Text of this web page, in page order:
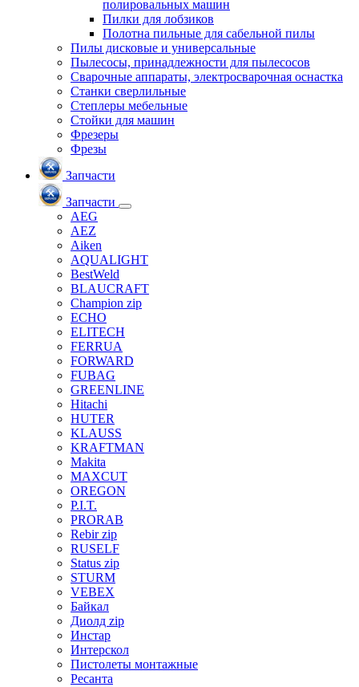
полировальных машин
Пилки для лобзиков
Полотна пильные для сабельной пилы
Пилы дисковые и универсальные
Пылесосы, принадлежности для пылесосов
Сварочные аппараты, электросварочная оснастка
Станки сверлильные
Степлеры мебельные
Стойки для машин
Фрезеры
Фрезы
Запчасти
Запчасти
AEG
AEZ
Aiken
AQUALIGHT
BestWeld
BLAUCRAFT
Champion zip
ECHO
ELITECH
FERRUA
FORWARD
FUBAG
GREENLINE
Hitachi
HUTER
KLAUSS
KRAFTMAN
Makita
MAXCUT
OREGON
P.I.T.
PRORAB
Rebir zip
RUSELF
Status zip
STURM
VEBEX
Байкал
Диолд zip
Инстар
Интерскол
Пистолеты монтажные
Ресанта